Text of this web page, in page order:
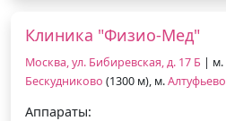
Клиника "Физио-Мед"
Москва, ул. Бибиревская, д. 17 Б | м.
Бескудниково (1300 м), м.Алтуфьево
Аппараты: